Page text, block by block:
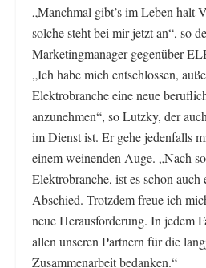
„Manchmal gibt’s im Leben halt
solche steht bei mir jetzt an“, so
Marketingmanager gegenüber
„Ich habe mich entschlossen,
Elektrobranche eine neue
anzunehmen“, so Lutzky, der
im Dienst ist. Er gehe jedenfalls
einem weinenden Auge. „Nach
Elektrobranche, ist es schon
Abschied. Trotzdem freue ich
neue Herausforderung. In jedem
allen unseren Partnern für die
Zusammenarbeit bedanken.“